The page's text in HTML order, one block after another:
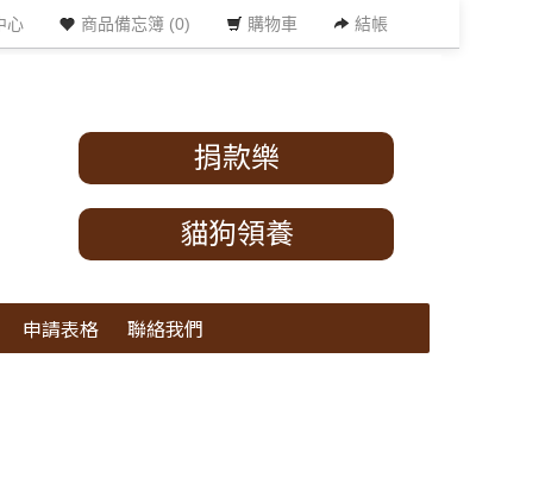
心 商品備忘簿 (0) 購物車 結帳
捐款樂
貓狗領養
申請表格 聯絡我們